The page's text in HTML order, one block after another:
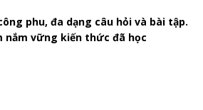
phu, đa dạng câu hỏi và bài tập.
nắm vững kiến thức đã học